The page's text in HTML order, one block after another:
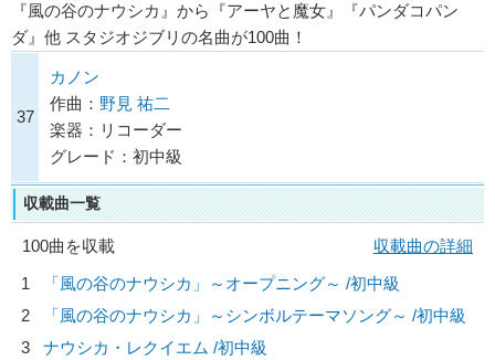
『風の谷のナウシカ』から『アーヤと魔女』『パンダコパン
ダ』他 スタジオジブリの名曲が100曲！
37
カノン
作曲： 野見 祐二
楽器：リコーダー
グレード：初中級
収載曲一覧
100曲を収載
収載曲の詳細
1
「風の谷のナウシカ」～オープニング～ /初中級
2
「風の谷のナウシカ」～シンボルテーマソング～ /初中級
3
ナウシカ・レクイエム /初中級